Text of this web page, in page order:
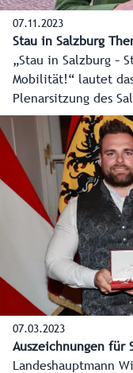
07.11.2023
Stau in Salzburg
„Stau in Salzburg –
Mobilität!“ lautet
Plenarsitzung des
2023 im
07.03.2023
Auszeichnungen für
Landeshauptmann